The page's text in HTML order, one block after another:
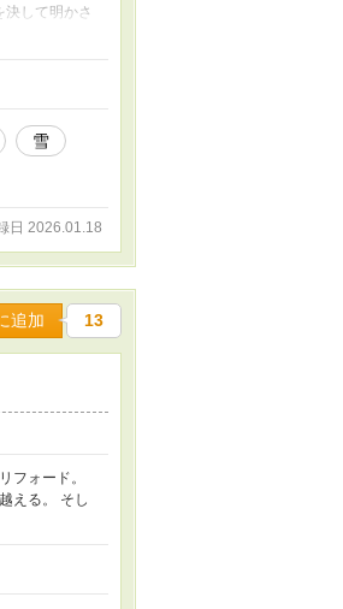
して明かさ
は返事を書
はひとつの決
※舞台は近
くださいま
雪
日 2026.01.18
追加 13
フォード。
える。 そし